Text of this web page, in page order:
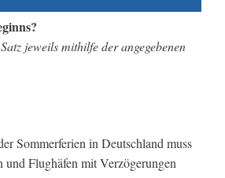
jeweils mithilfe der angegebenen
Sommerferien in Deutschland muss
und Flughäfen mit Verzögerungen